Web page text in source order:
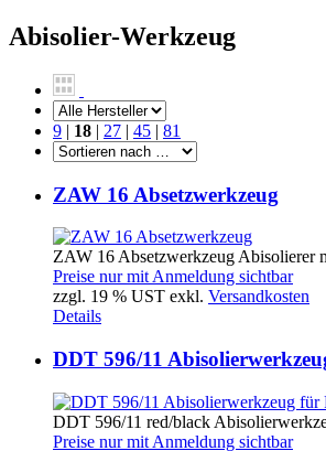
Abisolier-Werkzeug
9 | 18 | 27 | 45 | 81
ZAW 16 Absetzwerkzeug
ZAW 16 Absetzwerkzeug Abisolierer
Preise nur mit Anmeldung sichtbar
zzgl. 19 % UST exkl. Versandkosten
Details
DDT 596/11
DDT 596/11 red/black
Preise nur mit Anmeldung sichtbar